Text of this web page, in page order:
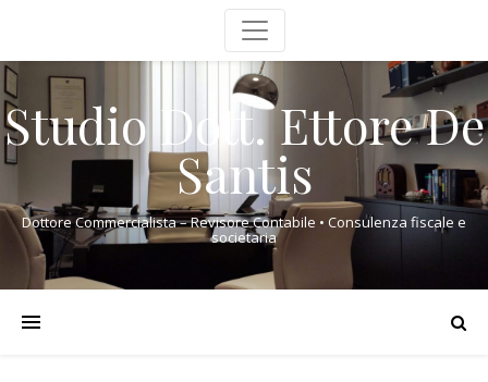
Studio Dott. Ettore De
Santis
Dottore Commercialista – Revisore Contabile • Consulenza fiscale e
societaria